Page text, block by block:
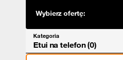
Wybierz ofertę:
Kategoria
Etui na telefon (0)